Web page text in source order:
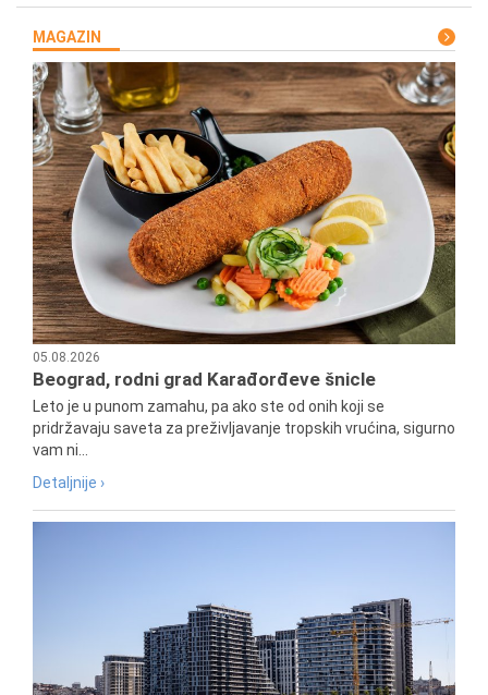
MAGAZIN
05.08.2026
Beograd, rodni grad Karađorđeve šnicle
Leto je u punom zamahu, pa ako ste od onih koji se
pridržavaju saveta za preživljavanje tropskih vrućina, sigurno
vam ni...
Detaljnije ›